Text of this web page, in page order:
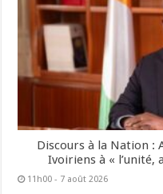
Discours à la Nation :
Ivoiriens à « l’unité,
11h00 - 7 août 2026